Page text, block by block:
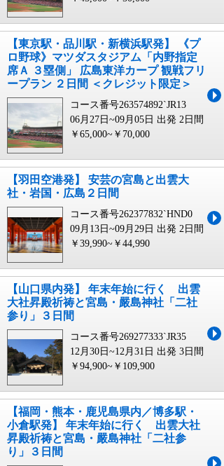
【東京駅・品川駅・新横浜駅発】 《プ
ロ野球》マツダスタジアム「内野指定
席Ａ ３塁側」 広島東洋カープ 観戦フリ
ープラン ２日間 ＜クレジット限定＞
コース番号263574892`JR13
06月27日~09月05日 出発 2日間
￥65,000~￥70,000
【羽田空港発】 安芸の宮島と出雲大
社・岩国・広島２日間
コース番号262377832`HND0
09月13日~09月29日 出発 2日間
￥39,990~￥44,990
【山口県内発】 年末年始に行く 出雲
大社昇殿祈祷と宮島・嚴島神社「二社
参り」３日間
コース番号269277333`JR35
12月30日~12月31日 出発 3日間
￥94,900~￥109,900
【福岡・熊本・鹿児島県内／博多駅・
小倉駅発】 年末年始に行く 出雲大社
昇殿祈祷と宮島・嚴島神社「二社参
り」３日間